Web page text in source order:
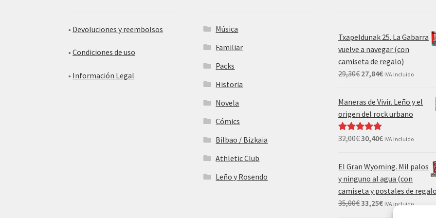
• Devoluciones y reembolsos
•Condiciones de uso
• Información Legal
Música
Familiar
Packs
Historia
Novela
Cómics
Bilbao / Bizkaia
Athletic Club
Leño y Rosendo
Txapeldunak 25. La Gabarra
vuelve a navegar (con
camiseta de regalo)
29,30€ 27,84€ IVA incluido
Maneras de Vivir. Leño y el
origen del rock urbano
Valorado con
32,00€30,40€ IVA incluido
El Gran Wyoming. Mil palos
y ninguno al agua (con
camiseta y postales de
35,00€33,25€ IVA incluido